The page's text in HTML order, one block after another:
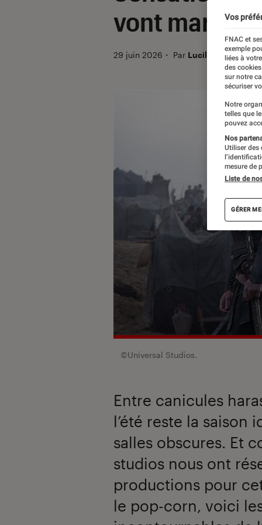
vont
29 juin 2026 ・ Par Lucile B.
©Universal Studios.
Entre canicules
l’été reste la saison
salles obscures. Et
studios nous ont
productions pour
le pop-corn, voici
Vos
FNAC et
exemple
liées à
des
sur notre
sécuriser
Notre
telles que
pouvez
Nos
Utiliser des
mesure de
Liste de
GÉRER